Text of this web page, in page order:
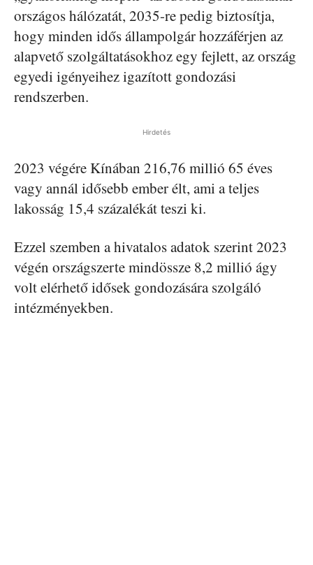
országos hálózatát, 2035-re pedig biztosítja,
hogy minden idős állampolgár hozzáférjen az
alapvető szolgáltatásokhoz egy fejlett, az ország
egyedi igényeihez igazított gondozási
rendszerben.
Hirdetés
2023 végére Kínában 216,76 millió 65 éves
vagy annál idősebb ember élt, ami a teljes
lakosság 15,4 százalékát teszi ki.
Ezzel szemben a hivatalos adatok szerint 2023
végén országszerte mindössze 8,2 millió ágy
volt elérhető idősek gondozására szolgáló
intézményekben.